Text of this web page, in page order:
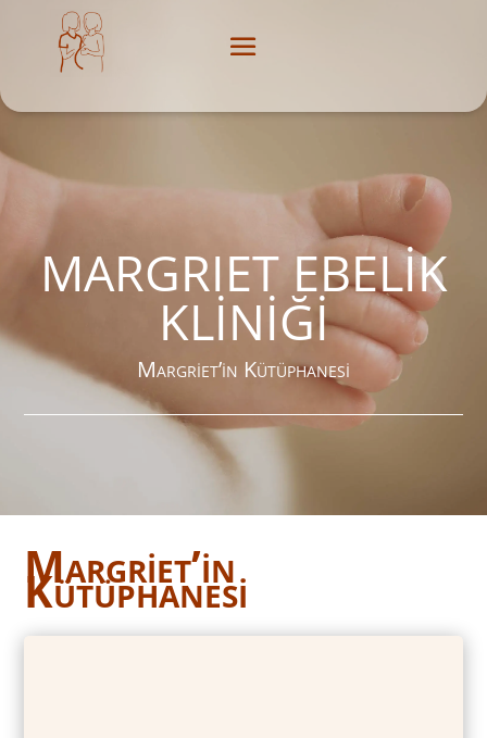
MARGRIET EBELİK
KLİNİĞİ
Margriet’in Kütüphanesi
Margriet’in
Kütüphanesi